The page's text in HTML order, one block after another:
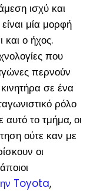
ισχύ και
μία μορφή
ο ήχος.
που
περνούν
σε ένα
ρόλο
αυτό το τμήμα, οι
ούτε καν με
οι
Toyota,